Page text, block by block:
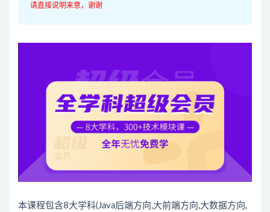
请直接说明来意，谢谢
本课程包含8大学科(Java后端方向,大前端方向,大数据方向,